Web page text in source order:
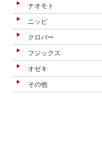
ナオモト
ニッピ
クロバー
フジックス
オゼキ
その他